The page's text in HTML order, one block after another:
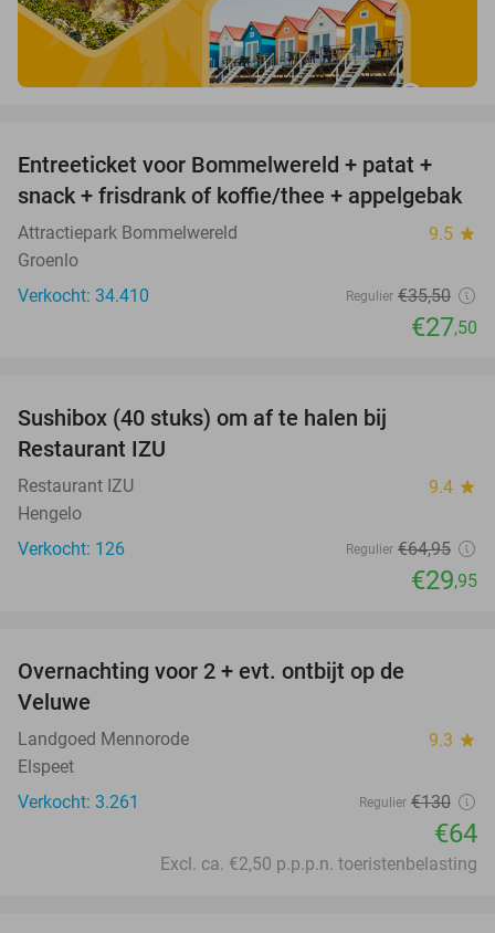
23%
Entreeticket voor Bommelwereld + patat +
snack + frisdrank of koffie/thee + appelgebak
Attractiepark Bommelwereld 9.5 star
Groenlo
Verkocht: 34.410
Regulier €35,50
€27,50
Sushibox (40 stuks) om af te halen bij
Restaurant IZU
Restaurant IZU 9.4 star
Hengelo
Verkocht: 126
Regulier €64,95
€29,95
Overnachting voor 2 + evt. ontbijt op de
Veluwe
Landgoed Mennorode 9.3 star
Elspeet
Verkocht: 3.261
Regulier €130
€64
Excl. ca. €2,50 p.p.p.n. toeristenbelasting